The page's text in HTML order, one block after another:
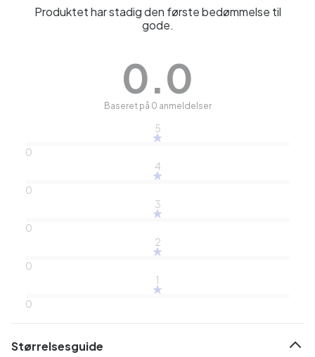
Produktet har stadig den første bedømmelse til
gode.
0.0
Baseret på 0 anmeldelser
5
0
4
0
3
0
2
0
1
0
Størrelsesguide